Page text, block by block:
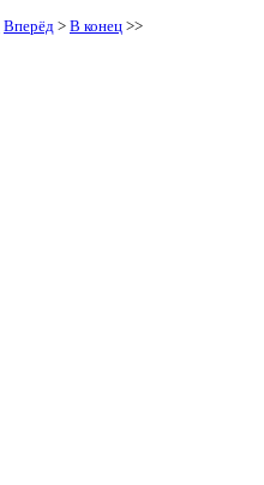
Вперёд > В конец >>